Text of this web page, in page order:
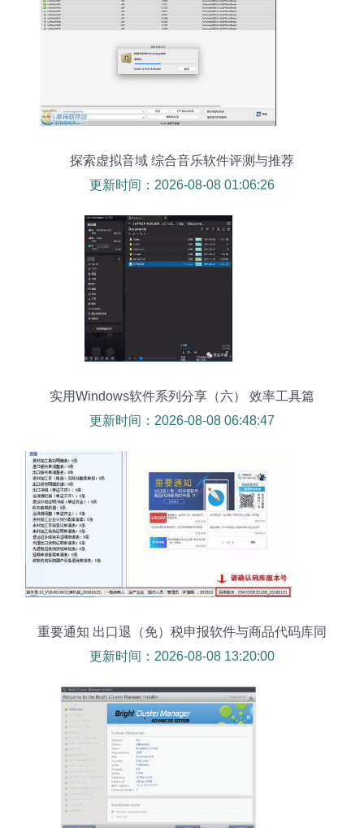
探索虚拟音域 综合音乐软件评测与推荐
更新时间：2026-08-08 01:06:26
实用Windows软件系列分享（六） 效率工具篇
更新时间：2026-08-08 06:48:47
重要通知 出口退（免）税申报软件与商品代码库同
步升级
更新时间：2026-08-08 13:20:00